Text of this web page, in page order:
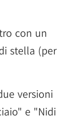
con un
stella (per
versioni
e "Nidi